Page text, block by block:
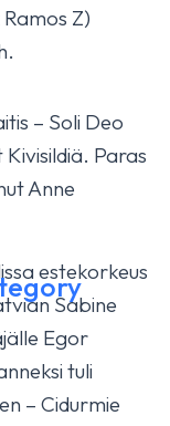
Z)
– Soli Deo
Paras
Anne
estekorkeus
Sabine
Egor
tuli
– Cidurmie